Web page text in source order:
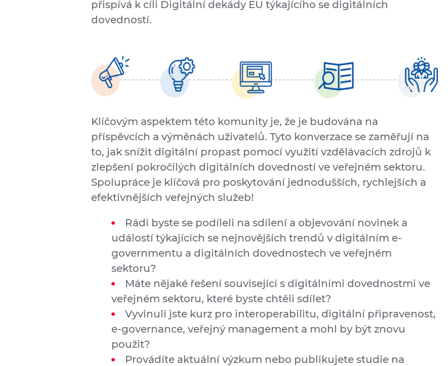
přispívá k cíli Digitální dekády EU týkajícího se digitálních
dovedností.
Klíčovým aspektem této komunity je, že je budována na
příspěvcích a výměnách uživatelů. Tyto konverzace se zaměřují na
to, jak snížit digitální propast pomocí využití vzdělávacích zdrojů k
zlepšení pokročilých digitálních dovedností ve veřejném sektoru.
Spolupráce je klíčová pro poskytování jednodušších, rychlejších a
efektivnějších veřejných služeb!
Rádi byste se podíleli na sdílení a objevování novinek a
událostí týkajících se nejnovějších trendů v digitálním e-
governmentu a digitálních dovednostech ve veřejném
sektoru?
Máte nějaké řešení související s digitálními dovednostmi ve
veřejném sektoru, které byste chtěli sdílet?
Vyvinuli jste kurz pro interoperabilitu, digitální připravenost,
e-governance, veřejný management a mohl by být znovu
použit?
Provádíte aktuální výzkum nebo publikujete studie na